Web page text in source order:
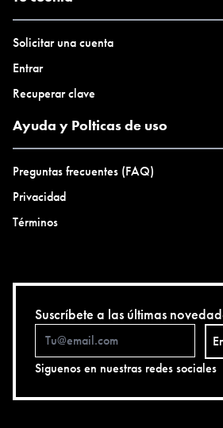
Solicitar una cuenta
Entrar
Recuperar clave
Ayuda y Polticas de uso
Preguntas frecuentes (FAQ)
Privacidad
Términos
Suscríbete a las últimas
Siguenos en nuestras redes sociales